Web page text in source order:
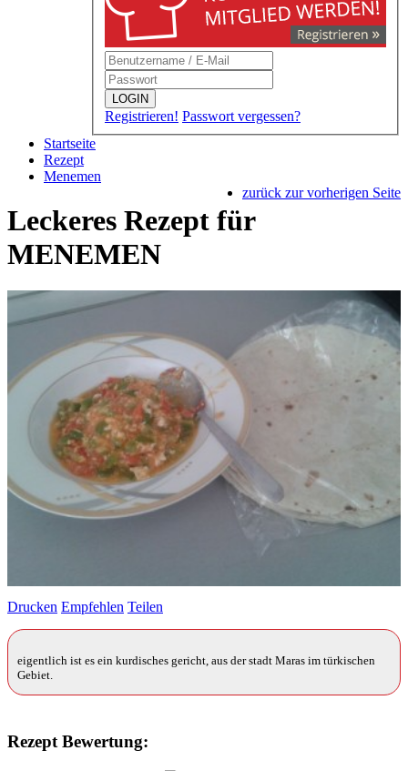
LOGIN
Registrieren! Passwort vergessen?
Startseite
Rezept
Menemen
zurück zur vorherigen Seite
Leckeres Rezept für
MENEMEN
Drucken Empfehlen Teilen
eigentlich ist es ein kurdisches gericht, aus der stadt Maras im türkischen
Gebiet.
Rezept Bewertung: